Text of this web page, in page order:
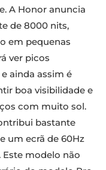
A Honor anuncia
de 8000 nits,
em pequenas
ver picos
ainda assim é
boa visibilidade e
com muito sol.
bastante
um ecrã de 60Hz
modelo não